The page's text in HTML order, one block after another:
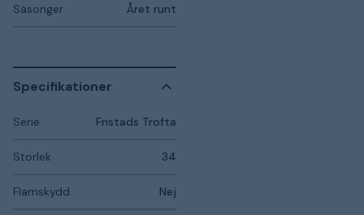
Säsonger Året runt
Specifikationer
Serie Fristads Trofta
Storlek 34
Flamskydd Nej